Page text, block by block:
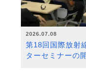
2026.07.08
第18回国際放射
ターセミナーの